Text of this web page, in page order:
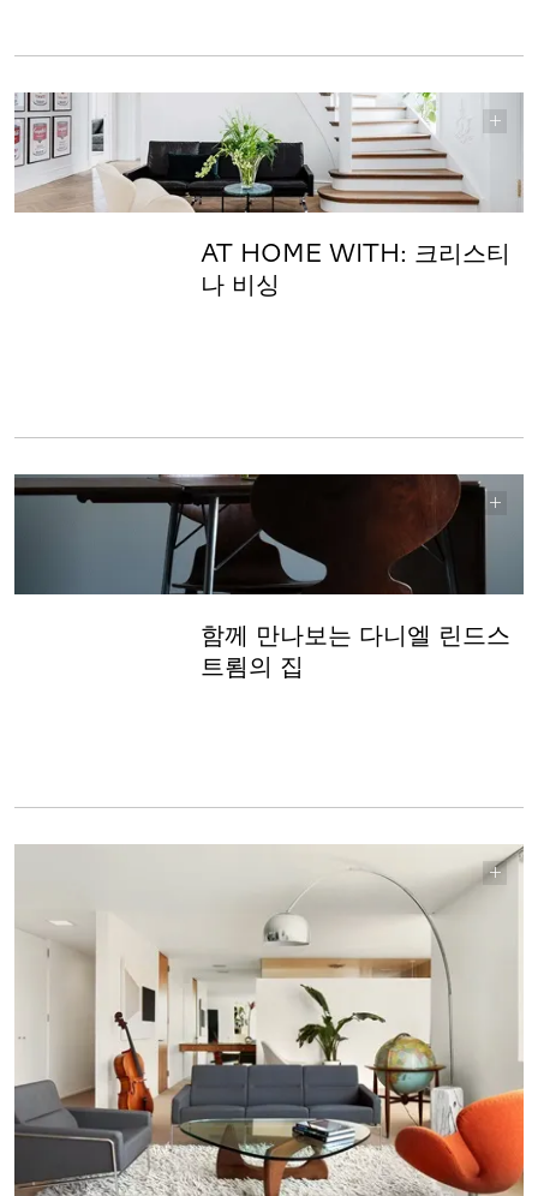
AT HOME WITH: 크리스티
나 비싱
함께 만나보는 다니엘 린드스
트룀의 집